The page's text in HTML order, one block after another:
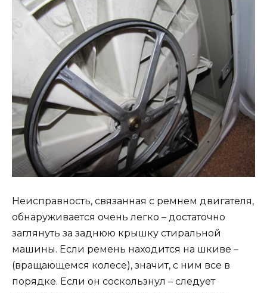
Неисправность, связанная с ремнем двигателя,
обнаруживается очень легко – достаточно
заглянуть за заднюю крышку стиральной
машины. Если ремень находится на шкиве –
(вращающемся колесе), значит, с ним все в
порядке. Если он соскользнул – следует